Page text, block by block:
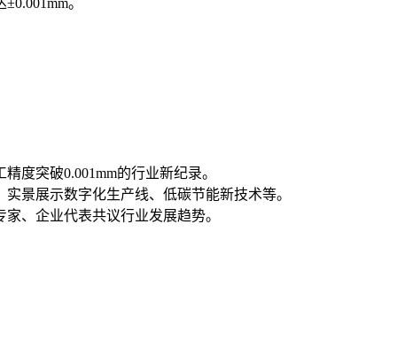
。
度突破0.001mm的行业新纪录。
景展示数字化生产线、低碳节能新技术等。
、企业代表共议行业发展趋势。